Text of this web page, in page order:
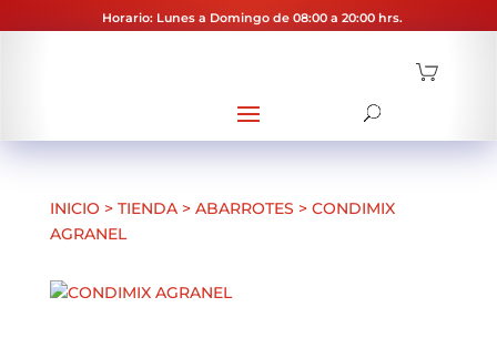
Horario: Lunes a Domingo de 08:00 a 20:00 hrs.
INICIO > TIENDA> ABARROTES > CONDIMIX
AGRANEL